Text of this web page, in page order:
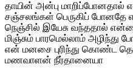
தாயின் அன்பு மாறிப்போனதால்
சஞ்சலங்கள் பெருகிப் போனதே
நெஞ்சில் இயேசு வந்ததால்
மிஞ்சும் பாரமெல்லாம் அழிந்து
என் மனசை புரிந்து கொண்ட
மணவாளன் நீர்தானையா